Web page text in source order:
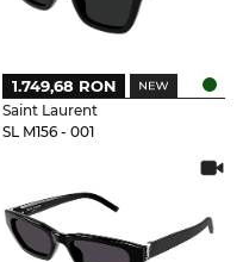
Saint Laurent
SL M156 - 001
1.749,68 RON